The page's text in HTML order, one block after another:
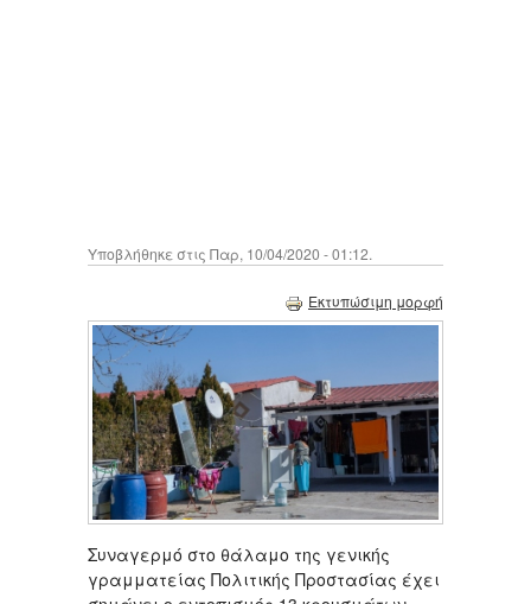
Υποβλήθηκε στις Παρ, 10/04/2020 - 01:12.
Εκτυπώσιμη μορφή
Συναγερμό στο θάλαμο της γενικής
γραμματείας Πολιτικής Προστασίας έχει